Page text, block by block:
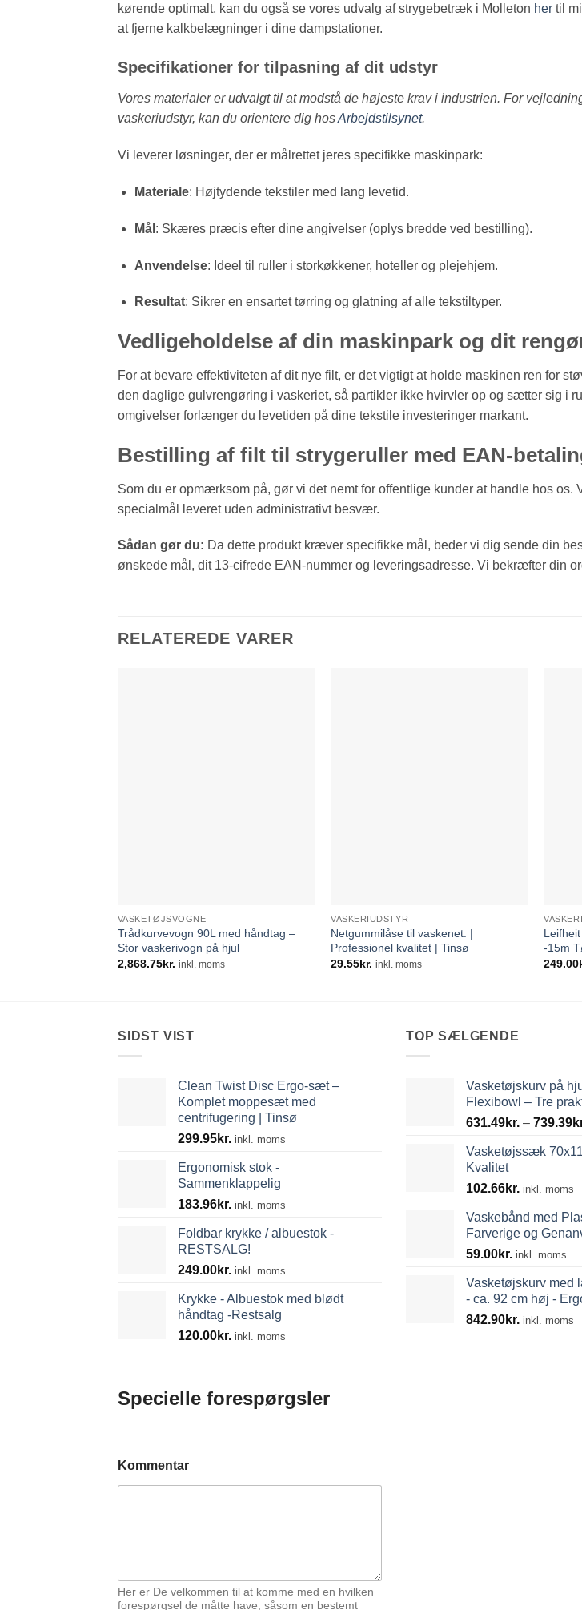
kørende optimalt, kan du også se vores udvalg af strygebetræk i Molleton her til
at fjerne kalkbelægninger i dine dampstationer.
Specifikationer for tilpasning af dit udstyr
Vores materialer er udvalgt til at modstå de højeste krav i industrien. For
vaskeriudstyr, kan du orientere dig hosArbejdstilsynet.
Vi leverer løsninger, der er målrettet jeres specifikke maskinpark:
Materiale: Højtydende tekstiler med lang levetid.
Mål : Skæres præcis efter dine angivelser (oplys bredde ved bestilling).
Anvendelse: Ideel til ruller i storkøkkener, hoteller og plejehjem.
Resultat: Sikrer en ensartet tørring og glatning af alle tekstiltyper.
Vedligeholdelse af din maskinpark og dit
For at bevare effektiviteten af dit nye filt, er det vigtigt at holde maskinen ren for
den daglige gulvrengøring i vaskeriet, så partikler ikke hvirvler op og sætter sig i
omgivelser forlænger du levetiden på dine tekstile investeringer markant.
Bestilling af filt til strygeruller med EAN-
Som du er opmærksom på, gør vi det nemt for offentlige kunder at handle hos
specialmål leveret uden administrativt besvær.
Sådan gør du: Da dette produkt kræver specifikke mål, beder vi dig sende din
ønskede mål, dit 13-cifrede EAN-nummer og leveringsadresse. Vi bekræfter din
RELATEREDE VARER
VASKETØJSVOGNE
Trådkurvevogn 90L med håndtag –
Stor vaskerivogn på hjul
2,868.75kr. inkl. moms
VASKERIUDSTYR
Netgummilåse til vaskenet. |
Professionel kvalitet | Tinsø
29.55kr. inkl. moms
-15m
249.00
SIDST VIST
Clean Twist Disc Ergo-sæt –
Komplet moppesæt med
centrifugering | Tinsø
299.95kr. inkl. moms
Ergonomisk stok -
Sammenklappelig
183.96kr. inkl. moms
Foldbar krykke / albuestok -
RESTSALG!
249.00kr. inkl. moms
Krykke - Albuestok med blødt
håndtag -Restsalg
120.00kr. inkl. moms
TOP SÆLGENDE
Vasketøjskurv på
Flexibowl – Tre
631.49kr. – 739.39
Vasketøjssæk
Kvalitet
102.66kr. inkl. moms
Vaskebånd med
Farverige og
59.00kr. inkl. moms
Vasketøjskurv med
- ca. 92 cm høj -
842.90kr. inkl. moms
Specielle forespørgsler
Kommentar
Her er De velkommen til at komme med en hvilken
forespørgsel de måtte have, såsom en bestemt